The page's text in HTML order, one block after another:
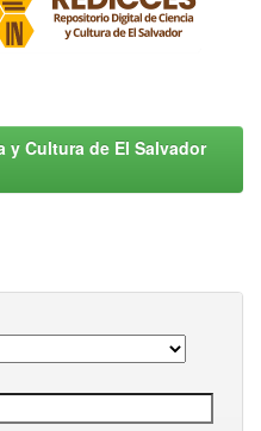
y Cultura de El Salvador